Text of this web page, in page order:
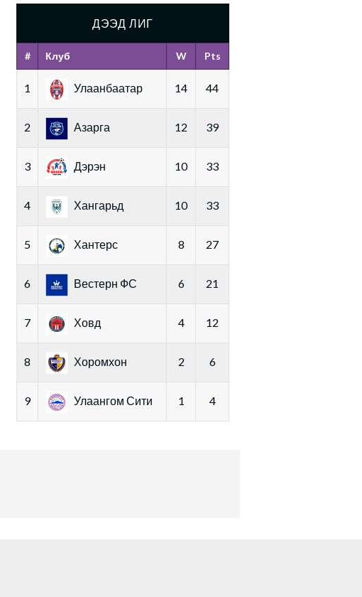
ДЭЭД ЛИГ
# Клуб W Pts
1 Улаанбаатар 14 44
2 Азарга 12 39
3 Дэрэн 10 33
4 Хангарьд 10 33
5 Хантерс 8 27
6 Вестерн ФС 6 21
7 Ховд 4 12
8 Хоромхон 2 6
9 Улаангом Сити 1 4